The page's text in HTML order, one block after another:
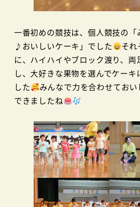
一番初めの競技は、個人競技の「
♪おいしいケーキ」でした
そ
に、ハイハイやブロック渡り、両
し、大好きな果物を選んでケーキ
した
みんなで力を合わせてお
できましたね